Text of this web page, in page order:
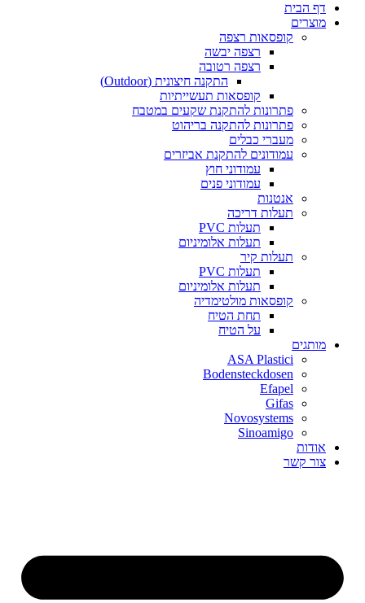
דף הבית
מוצרים
קופסאות רצפה
רצפה יבשה
רצפה רטובה
התקנה חיצונית (Outdoor)
קופסאות תעשייתיות
פתרונות להתקנת שקעים במטבח
פתרונות להתקנה בריהוט
מעברי כבלים
עמודונים להתקנת אביזרים
עמודוני חוץ
עמודוני פנים
אנטנות
תעלות דריכה
תעלות PVC
תעלות אלומיניום
תעלות קיר
תעלות PVC
תעלות אלומיניום
קופסאות מולטימדיה
תחת הטיח
על הטיח
מותגים
ASA Plastici
Bodensteckdosen
Efapel
Gifas
Novosystems
Sinoamigo
אודות
צור קשר